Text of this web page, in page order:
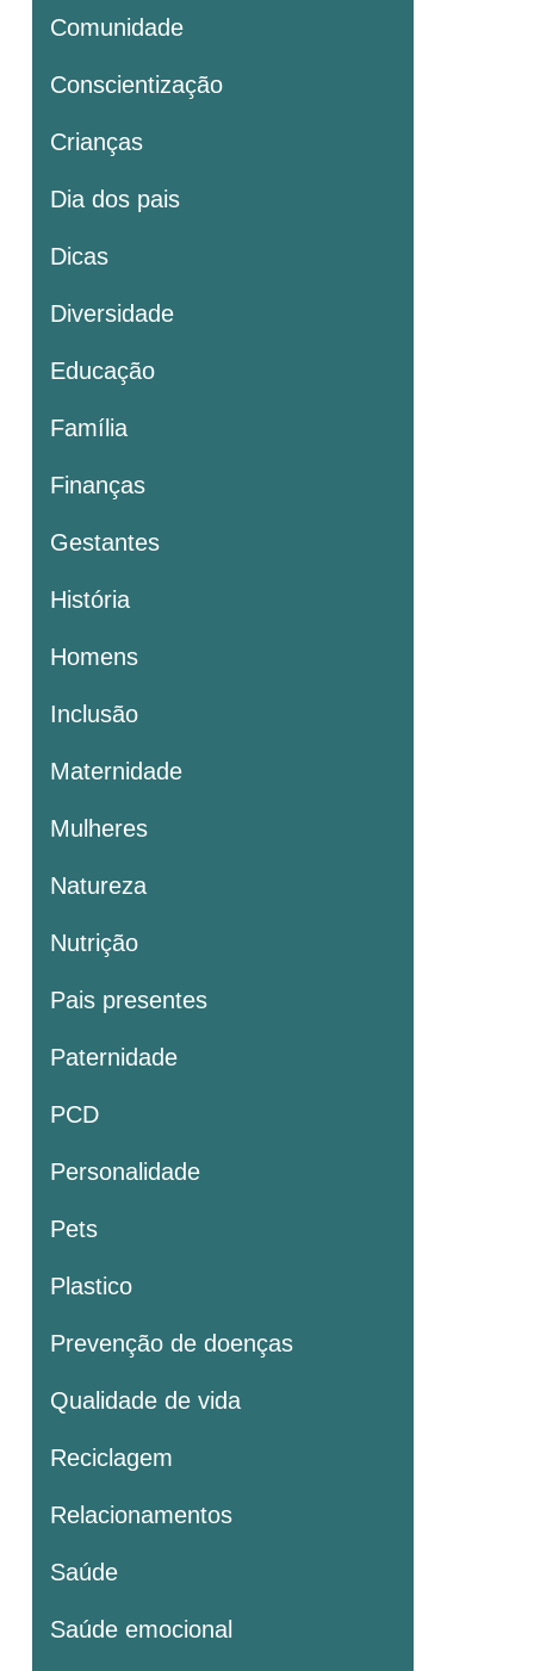
Comunidade
Conscientização
Crianças
Dia dos pais
Dicas
Diversidade
Educação
Família
Finanças
Gestantes
História
Homens
Inclusão
Maternidade
Mulheres
Natureza
Nutrição
Pais presentes
Paternidade
PCD
Personalidade
Pets
Plastico
Prevenção de doenças
Qualidade de vida
Reciclagem
Relacionamentos
Saúde
Saúde emocional